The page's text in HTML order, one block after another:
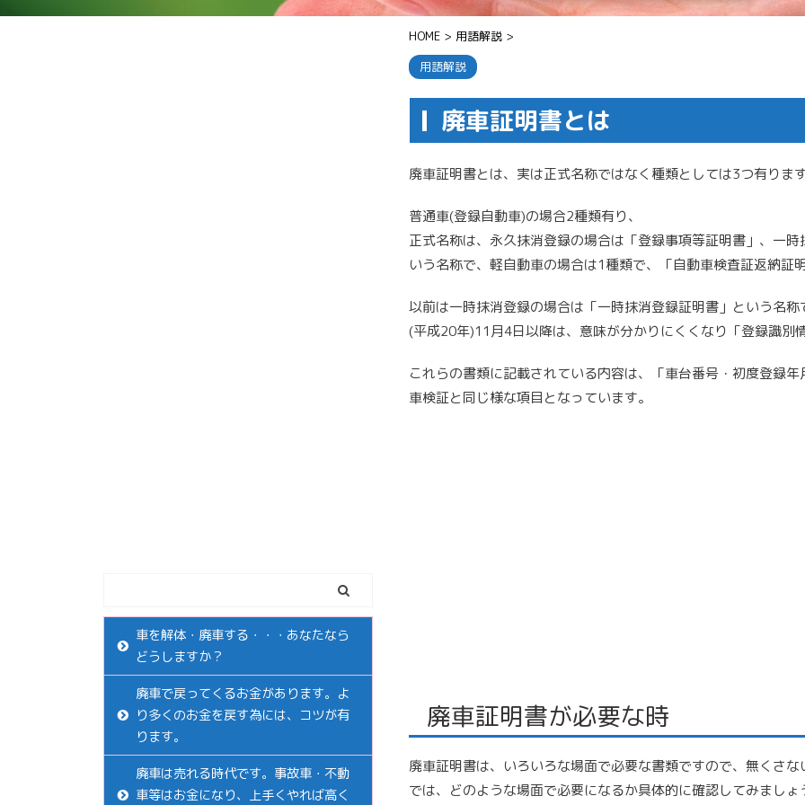
HOME > 用語解説 >
用語解説
廃車証明書とは
廃車証明書とは、実は正式名称ではなく種類としては3つ有ります
普通車(登録自動車)の場合2種類有り、
正式名称は、永久抹消登録の場合は「登録事項等証明書」、一
いう名称で、軽自動車の場合は1種類で、「自動車検査証返納証
以前は一時抹消登録の場合は「一時抹消登録証明書」という名
(平成20年)11月4日以降は、意味が分かりにくくなり「登録識別
これらの書類に記載されている内容は、「車台番号・初度登録年
車検証と同じ様な項目となっています。
廃車証明書が必要な時
廃車証明書は、いろいろな場面で必要な書類ですので、無くさな
では、どのような場面で必要になるか具体的に確認してみましょ
車を解体・廃車する・・・あなたなら
どうしますか？
廃車で戻ってくるお金があります。よ
り多くのお金を戻す為には、コツが有
ります。
廃車は売れる時代です。事故車・不動
車等はお金になり、上手くやれば高く